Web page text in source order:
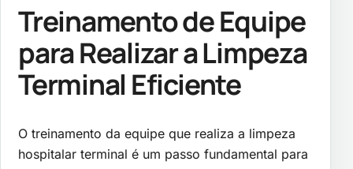
Treinamento de Equipe
para Realizar a Limpeza
Terminal Eficiente
O treinamento da equipe que realiza a limpeza
hospitalar terminal é um passo fundamental para